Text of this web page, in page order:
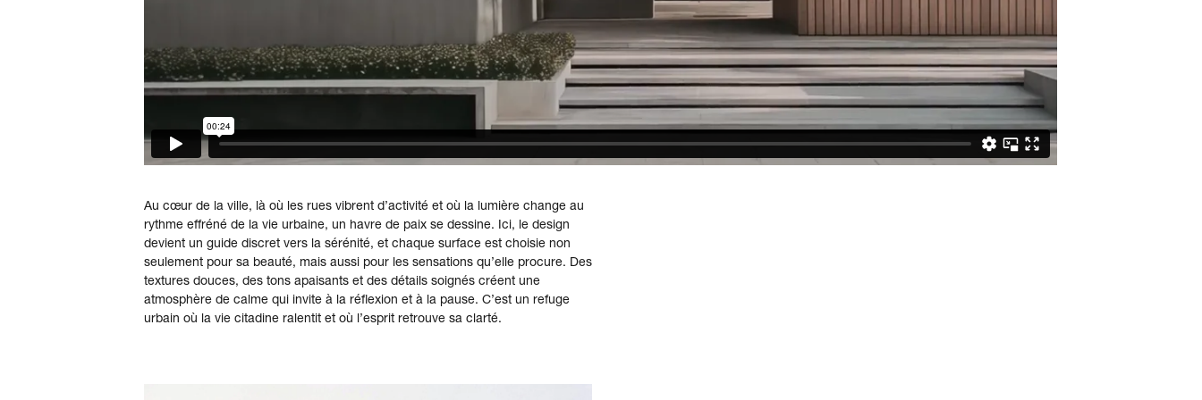
Au cœur de la ville, là où les rues vibrent d’activité et où la lumière change au
rythme effréné de la vie urbaine, un havre de paix se dessine. Ici, le design
devient un guide discret vers la sérénité, et chaque surface est choisie non
seulement pour sa beauté, mais aussi pour les sensations qu’elle procure. Des
textures douces, des tons apaisants et des détails soignés créent une
atmosphère de calme qui invite à la réflexion et à la pause. C’est un refuge
urbain où la vie citadine ralentit et où l’esprit retrouve sa clarté.